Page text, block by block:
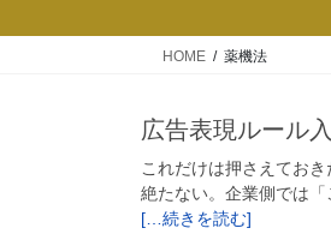
HOME 薬機法
広告表現ルール
これだけは押さえてお
絶たない。企業側では
[…続きを読む]